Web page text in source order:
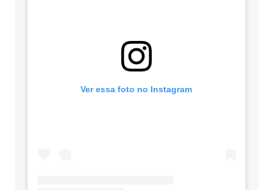
Ver essa foto no Instagram